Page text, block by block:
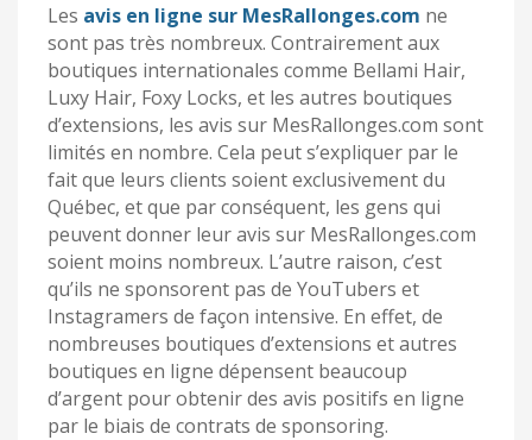
Les avis en ligne sur MesRallonges.com ne
sont pas très nombreux. Contrairement aux
boutiques internationales comme Bellami Hair,
Luxy Hair, Foxy Locks, et les autres boutiques
d’extensions, les avis sur MesRallonges.com sont
limités en nombre. Cela peut s’expliquer par le
fait que leurs clients soient exclusivement du
Québec, et que par conséquent, les gens qui
peuvent donner leur avis sur MesRallonges.com
soient moins nombreux. L’autre raison, c’est
qu’ils ne sponsorent pas de YouTubers et
Instagramers de façon intensive. En effet, de
nombreuses boutiques d’extensions et autres
boutiques en ligne dépensent beaucoup
d’argent pour obtenir des avis positifs en ligne
par le biais de contrats de sponsoring.